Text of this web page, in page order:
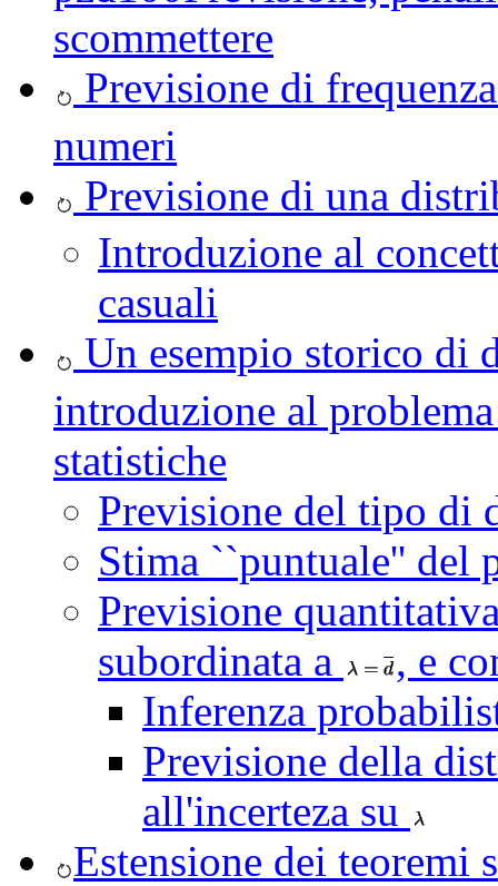
scommettere
Previsione di
numeri
Previsione di una
Introduzione al
casuali
Un esempio storico di
introduzione al
statistiche
Previsione del tipo di
Stima ``puntuale'' del
Previsione
subordinata a
, e
Inferenza
Previsione della
all'incerteza su
Estensione dei